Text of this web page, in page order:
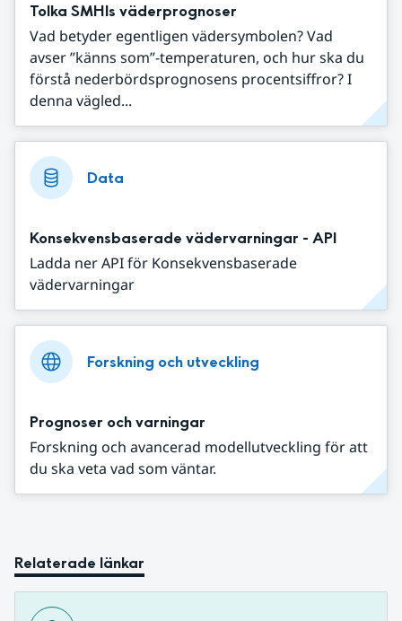
Tolka SMHIs väderprognoser
Vad betyder egentligen vädersymbolen? Vad
avser ”känns som”-temperaturen, och hur ska du
förstå nederbördsprognosens procentsiffror? I
denna vägled...
Data
Konsekvensbaserade vädervarningar - API
Ladda ner API för Konsekvensbaserade
vädervarningar
Forskning och utveckling
Prognoser och varningar
Forskning och avancerad modellutveckling för att
du ska veta vad som väntar.
Relaterade länkar